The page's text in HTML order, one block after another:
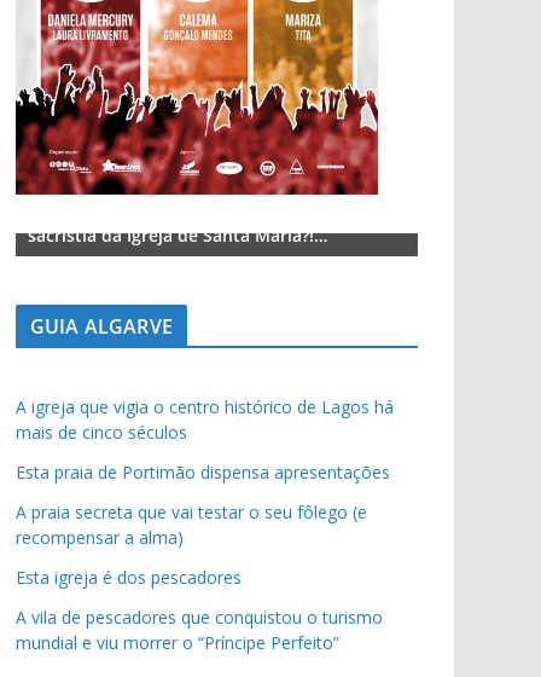
sacristia da Igreja de Santa Maria?!…
GUIA ALGARVE
A igreja que vigia o centro histórico de Lagos há
mais de cinco séculos
Esta praia de Portimão dispensa apresentações
A praia secreta que vai testar o seu fôlego (e
recompensar a alma)
Esta igreja é dos pescadores
A vila de pescadores que conquistou o turismo
mundial e viu morrer o “Príncipe Perfeito”